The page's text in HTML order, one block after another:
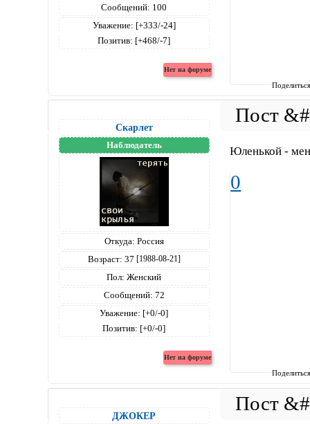
Сообщений: 100
Уважение: [+333/-24]
Позитив: [+468/-7]
Скарлет
Наблюдатель
Откуда: Россия
Возраст: 37 [1988-08-21]
Пол: Женский
Сообщений: 72
Уважение: [+0/-0]
Позитив: [+0/-0]
Юленькой -
0
ДЖОКЕР